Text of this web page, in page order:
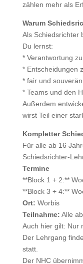
zählen mehr als
Warum
Als Schiedsrichter
Du lernst:
* Verantwortung
* Entscheidungen
* fair und
* Teams und den
Außerdem
wirst Teil einer
Kompletter
Für alle ab 16
Schiedsrichter-
Termine
**Block 1 + 2:**
**Block 3 + 4:**
Ort: Worbis
Teilnahme: Alle
Auch hier gilt: Nur
Der Lehrgang
statt.
Der NHC